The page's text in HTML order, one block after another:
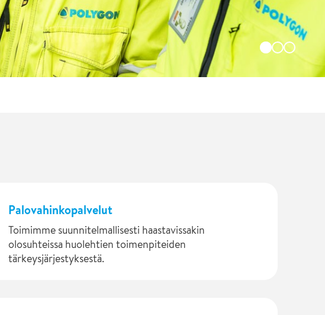
Palovahinkopalvelut
Toimimme suunnitelmallisesti haastavissakin
olosuhteissa huolehtien toimenpiteiden
tärkeysjärjestyksestä.